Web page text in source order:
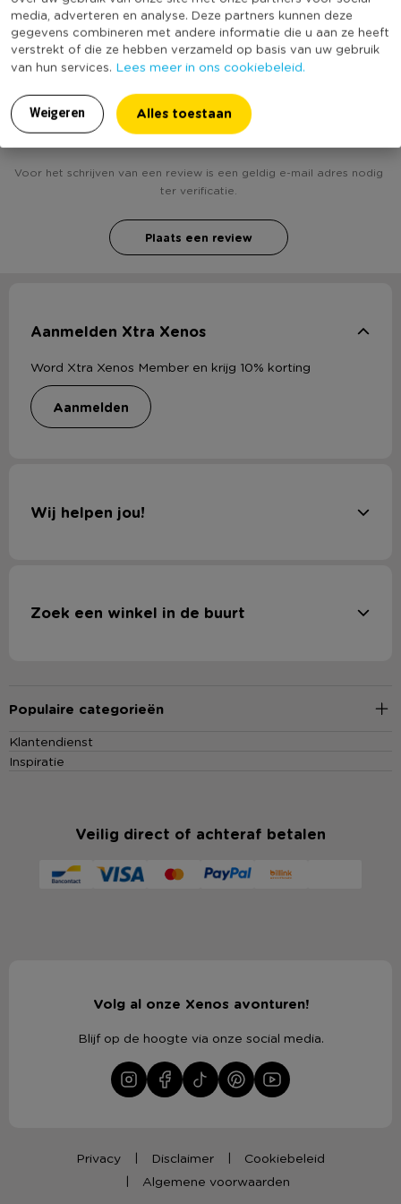
media, adverteren en analyse. Deze partners kunnen deze
gegevens combineren met andere informatie die u aan ze heeft
verstrekt of die ze hebben verzameld op basis van uw gebruik
van hun services. Lees meer in ons cookiebeleid.
Weigeren Alles toestaan
Duurzaamheidsscore
(Nog) geen score
bekend
Heb jij Vooraadblik met venster? Schrijf een review!
Voor het schrijven van een review is een geldig e-mail adres nodig
ter verificatie.
Plaats een review
Aanmelden Xtra Xenos
Word Xtra Xenos Member en krijg 10% korting
aanmelden
Wij helpen jou!
Zoek een winkel in de buurt
Populaire categorieën
Klantendienst
Inspiratie
Veilig direct of achteraf betalen
Volg al onze Xenos avonturen!
Blijf op de hoogte via onze social media.
Privacy Disclaimer
Cookiebeleid
Algemene voorwaarden